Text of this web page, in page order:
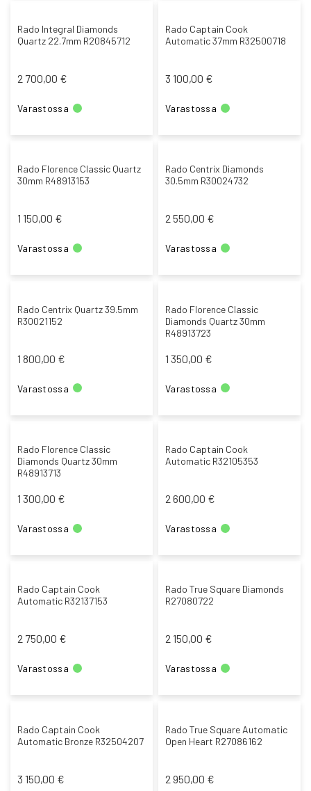
Rado Integral Diamonds
Quartz 22.7mm R20845712
2 700,00 €
Varastossa
Rado Captain Cook
Automatic 37mm R32500718
3 100,00 €
Varastossa
Rado Florence Classic Quartz
30mm R48913153
1 150,00 €
Varastossa
Rado Centrix Diamonds
30.5mm R30024732
2 550,00 €
Varastossa
Rado Centrix Quartz 39.5mm
R30021152
1 800,00 €
Varastossa
Rado Florence Classic
Diamonds Quartz 30mm
R48913723
1 350,00 €
Varastossa
Rado Florence Classic
Diamonds Quartz 30mm
R48913713
1 300,00 €
Varastossa
Rado Captain Cook
Automatic R32105353
2 600,00 €
Varastossa
Rado Captain Cook
Automatic R32137153
2 750,00 €
Varastossa
Rado True Square Diamonds
R27080722
2 150,00 €
Varastossa
Rado Captain Cook
Automatic Bronze R32504207
3 150,00 €
Rado True Square Automatic
Open Heart R27086162
2 950,00 €